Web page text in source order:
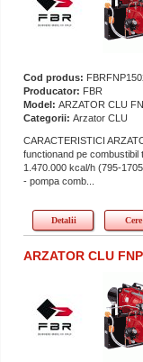
Cod produs:
Producator: FBR
Model: ARZATOR CLU
Categorii: Arzator CLU
CARACTERISTICI
functionand pe
1.470.000 kcal/h (795-
- pompa comb...
Detalii
ARZATOR CLU